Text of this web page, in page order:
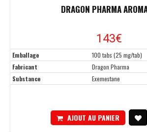
DRAGON PHARMA
143€
Emballage
100 tabs (25 mg/tab)
Fabricant
Dragon Pharma
Substance
Exemestane
AJOUT AU PANIER